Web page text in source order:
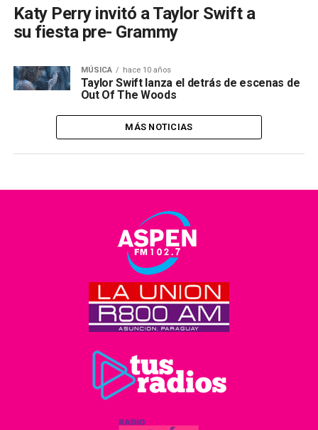
Katy Perry invitó a Taylor Swift a
su fiesta pre- Grammy
MÚSICA hace 10 años
Taylor Swift lanza el detrás de escenas de
Out Of The Woods
MÁS NOTICIAS